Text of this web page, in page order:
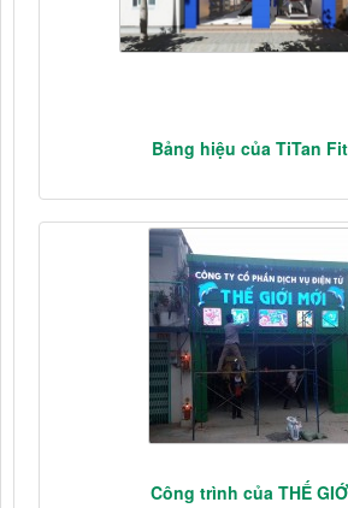
Bảng hiệu của TiTan
Công trình của THẾ